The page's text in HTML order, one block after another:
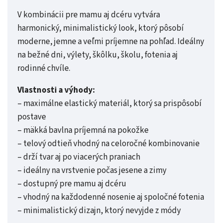
V kombinácii pre mamu aj dcéru vytvára
harmonický, minimalistický look, ktorý pôsobí
moderne, jemne a veľmi príjemne na pohľad. Ideálny
na bežné dni, výlety, škôlku, školu, fotenia aj
rodinné chvíle.
Vlastnosti a výhody:
– maximálne elastický materiál, ktorý sa prispôsobí
postave
– mäkká bavlna príjemná na pokožke
– telový odtieň vhodný na celoročné kombinovanie
– drží tvar aj po viacerých praniach
– ideálny na vrstvenie počas jesene a zimy
– dostupný pre mamu aj dcéru
– vhodný na každodenné nosenie aj spoločné fotenia
– minimalistický dizajn, ktorý nevyjde z módy